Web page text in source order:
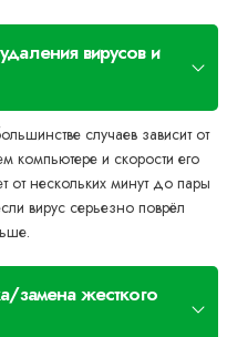
вирусов и
случаев зависит от
компьютере и скорости его
от нескольких минут до пары
вирус серьезно поврёл
замена жесткого